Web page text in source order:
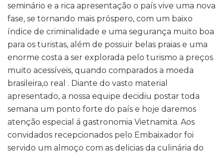
seminário e a rica apresentação o país vive uma nova
fase, se tornando mais próspero, com um baixo
índice de criminalidade e uma segurança muito boa
para os turistas, além de possuir belas praias e uma
enorme costa a ser explorada pelo turismo a preços
muito acessíveis, quando comparados a moeda
brasileira,o real . Diante do vasto material
apresentado, a nossa equipe decidiu postar toda
semana um ponto forte do país e hoje daremos
atenção especial á gastronomia Vietnamita. Aos
convidados recepcionados pelo Embaixador foi
servido um almoço com as delicias da culinária do